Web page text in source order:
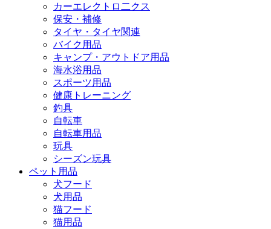
カーエレクトロ二クス
保安・補修
タイヤ・タイヤ関連
バイク用品
キャンプ・アウトドア用品
海水浴用品
スポーツ用品
健康トレーニング
釣具
自転車
自転車用品
玩具
シーズン玩具
ペット用品
犬フード
犬用品
猫フード
猫用品